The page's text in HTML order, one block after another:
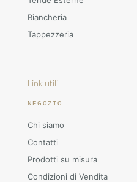
Biancheria
Tappezzeria
Link utili
NEGOZIO
Chi siamo
Contatti
Prodotti su misura
Condizioni di Vendita